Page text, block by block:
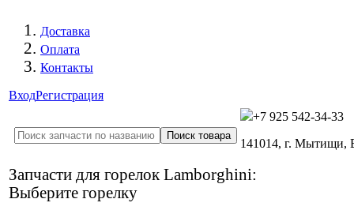
Доставка
Оплата
Контакты
ВходРегистрация
+7 925 542-34-33
141014, г. Мытищи,
Запчасти для горелок Lamborghini:
Выберите горелку